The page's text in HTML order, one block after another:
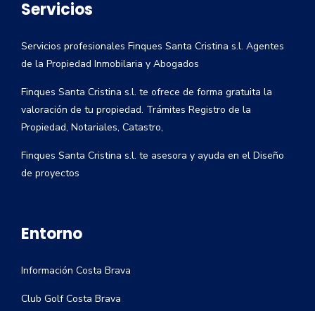
Servicios
Servicios profesionales Finques Santa Cristina s.l. Agentes
de la Propiedad Inmobilaria y Abogados
Finques Santa Cristina s.l. te ofrece de forma gratuita la
valoración de tu propiedad. Trámites Registro de la
Propiedad, Notariales, Catastro,
Finques Santa Cristina s.l. te asesora y ayuda en el Diseño
de proyectos
Entorno
Información Costa Brava
Club Golf Costa Brava